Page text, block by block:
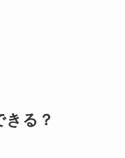
きる？